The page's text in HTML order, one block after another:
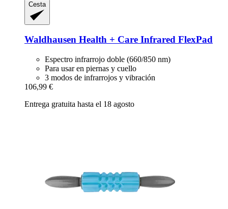
Cesta
Waldhausen Health + Care Infrared FlexPad
Espectro infrarrojo doble (660/850 nm)
Para usar en piernas y cuello
3 modos de infrarrojos y vibración
106,99 €
Entrega gratuita hasta el 18 agosto